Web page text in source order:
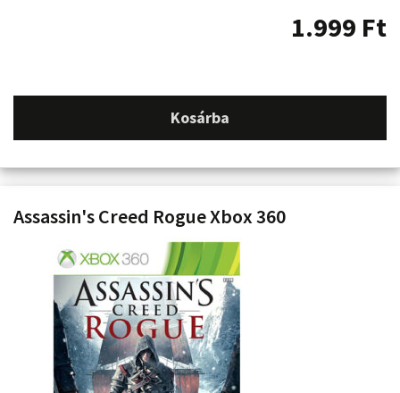
1.999 Ft
Kosárba
Assassin's Creed Rogue Xbox 360